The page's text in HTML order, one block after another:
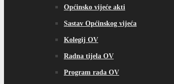
Općinsko vijeće akti
Sastav Općinskog vijeća
Kolegij OV
Radna tijela OV
Program rada OV